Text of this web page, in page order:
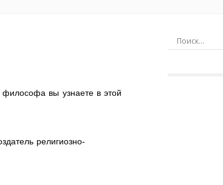
философа вы узнаете в этой
религиозно-